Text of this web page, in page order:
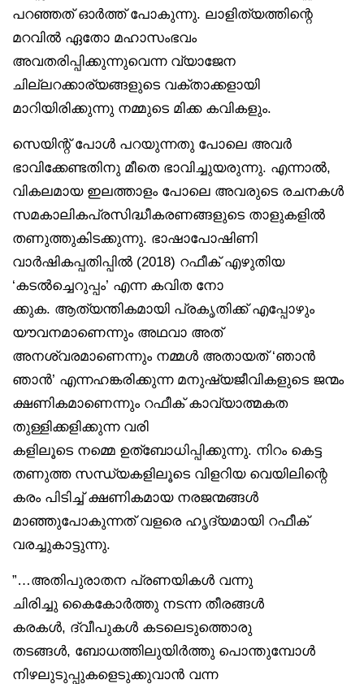
പറഞ്ഞത് ഓർത്ത് പോകുന്നു. ലാളിത്യത്തിന്റെ
മറവിൽ ഏതോ മഹാസംഭവം
അവതരിപ്പിക്കുന്നുവെന്ന വ്യാജേന
ചില്ലറക്കാര്യങ്ങളുടെ വക്താക്കളായി
മാറിയിരിക്കുന്നു നമ്മുടെ മിക്ക കവികളും.
സെയിന്റ് പോൾ പറയുന്നതു പോലെ അവർ
ഭാവിക്കേണ്ടതിനു മീതെ ഭാവിച്ചുയരുന്നു. എന്നാൽ,
വികലമായ ഇലത്താളം പോലെ അവരുടെ രചനകൾ
സമകാലികപ്രസിദ്ധീകരണങ്ങളുടെ താളുകളിൽ
തണുത്തുകിടക്കുന്നു. ഭാഷാപോഷിണി
വാർഷികപ്പതിപ്പിൽ (2018) റഫീക് എഴുതിയ
‘കടൽച്ചെറുപ്പം’ എന്ന കവിത നോ
ക്കുക. ആത്യന്തികമായി പ്രകൃതിക്ക് എപ്പോഴും
യൗവനമാണെന്നും അഥവാ അത്
അനശ്വരമാണെന്നും നമ്മൾ അതായത് ‘ഞാൻ
ഞാൻ’ എന്നഹങ്കരിക്കുന്ന മനുഷ്യജീവികളുടെ ജന്മം
ക്ഷണികമാണെന്നും റഫീക് കാവ്യാത്മകത
തുള്ളിക്കളിക്കുന്ന വരി
കളിലൂടെ നമ്മെ ഉത്‌ബോധിപ്പിക്കുന്നു. നിറം കെട്ട
തണുത്ത സന്ധ്യകളിലൂടെ വിളറിയ വെയിലിന്റെ
കരം പിടിച്ച് ക്ഷണികമായ നരജന്മങ്ങൾ
മാഞ്ഞുപോകുന്നത് വളരെ ഹൃദ്യമായി റഫീക്
വരച്ചുകാട്ടുന്നു.
”…അതിപുരാതന പ്രണയികൾ വന്നു
ചിരിച്ചു കൈകോർത്തു നടന്ന തീരങ്ങൾ
കരകൾ, ദ്വീപുകൾ കടലെടുത്തൊരു
തടങ്ങൾ, ബോധത്തിലുയിർത്തു പൊന്തുമ്പോൾ
നിഴലുടുപ്പുകളെടുക്കുവാൻ വന്ന